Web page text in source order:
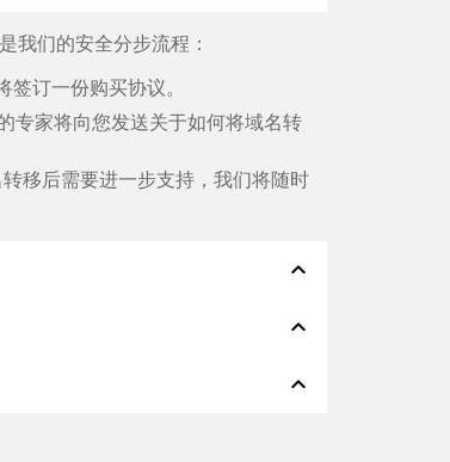
我们的安全分步流程：
订一份购买协议。
专家将向您发送关于如何将域名转
移后需要进一步支持，我们将随时
expand_less
、ApplePay、GooglePay、expand_less
expand_less
钟内完成。